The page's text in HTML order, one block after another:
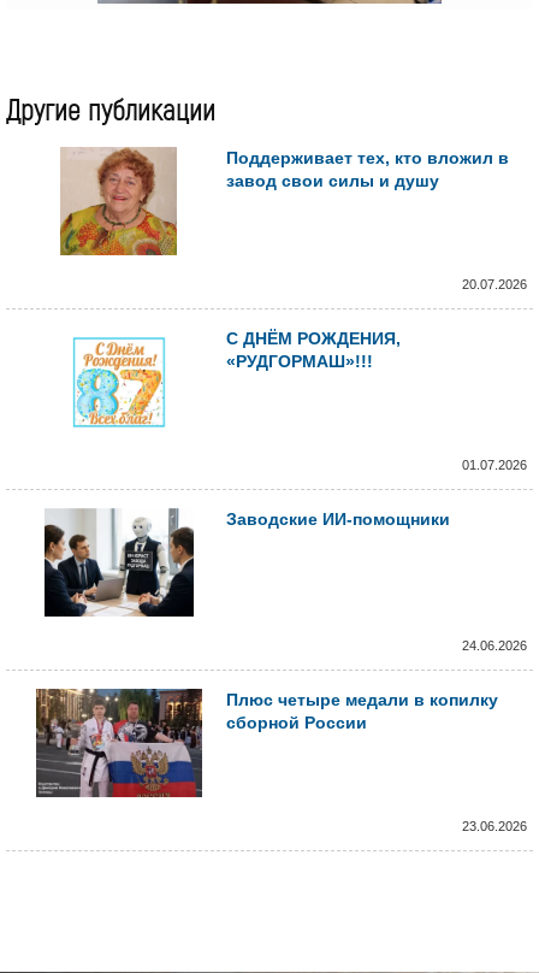
Другие публикации
Поддерживает тех, кто вложил в
завод свои силы и душу
20.07.2026
С ДНЁМ РОЖДЕНИЯ,
«РУДГОРМАШ»!!!
01.07.2026
Заводские ИИ-помощники
24.06.2026
Плюс четыре медали в копилку
сборной России
23.06.2026